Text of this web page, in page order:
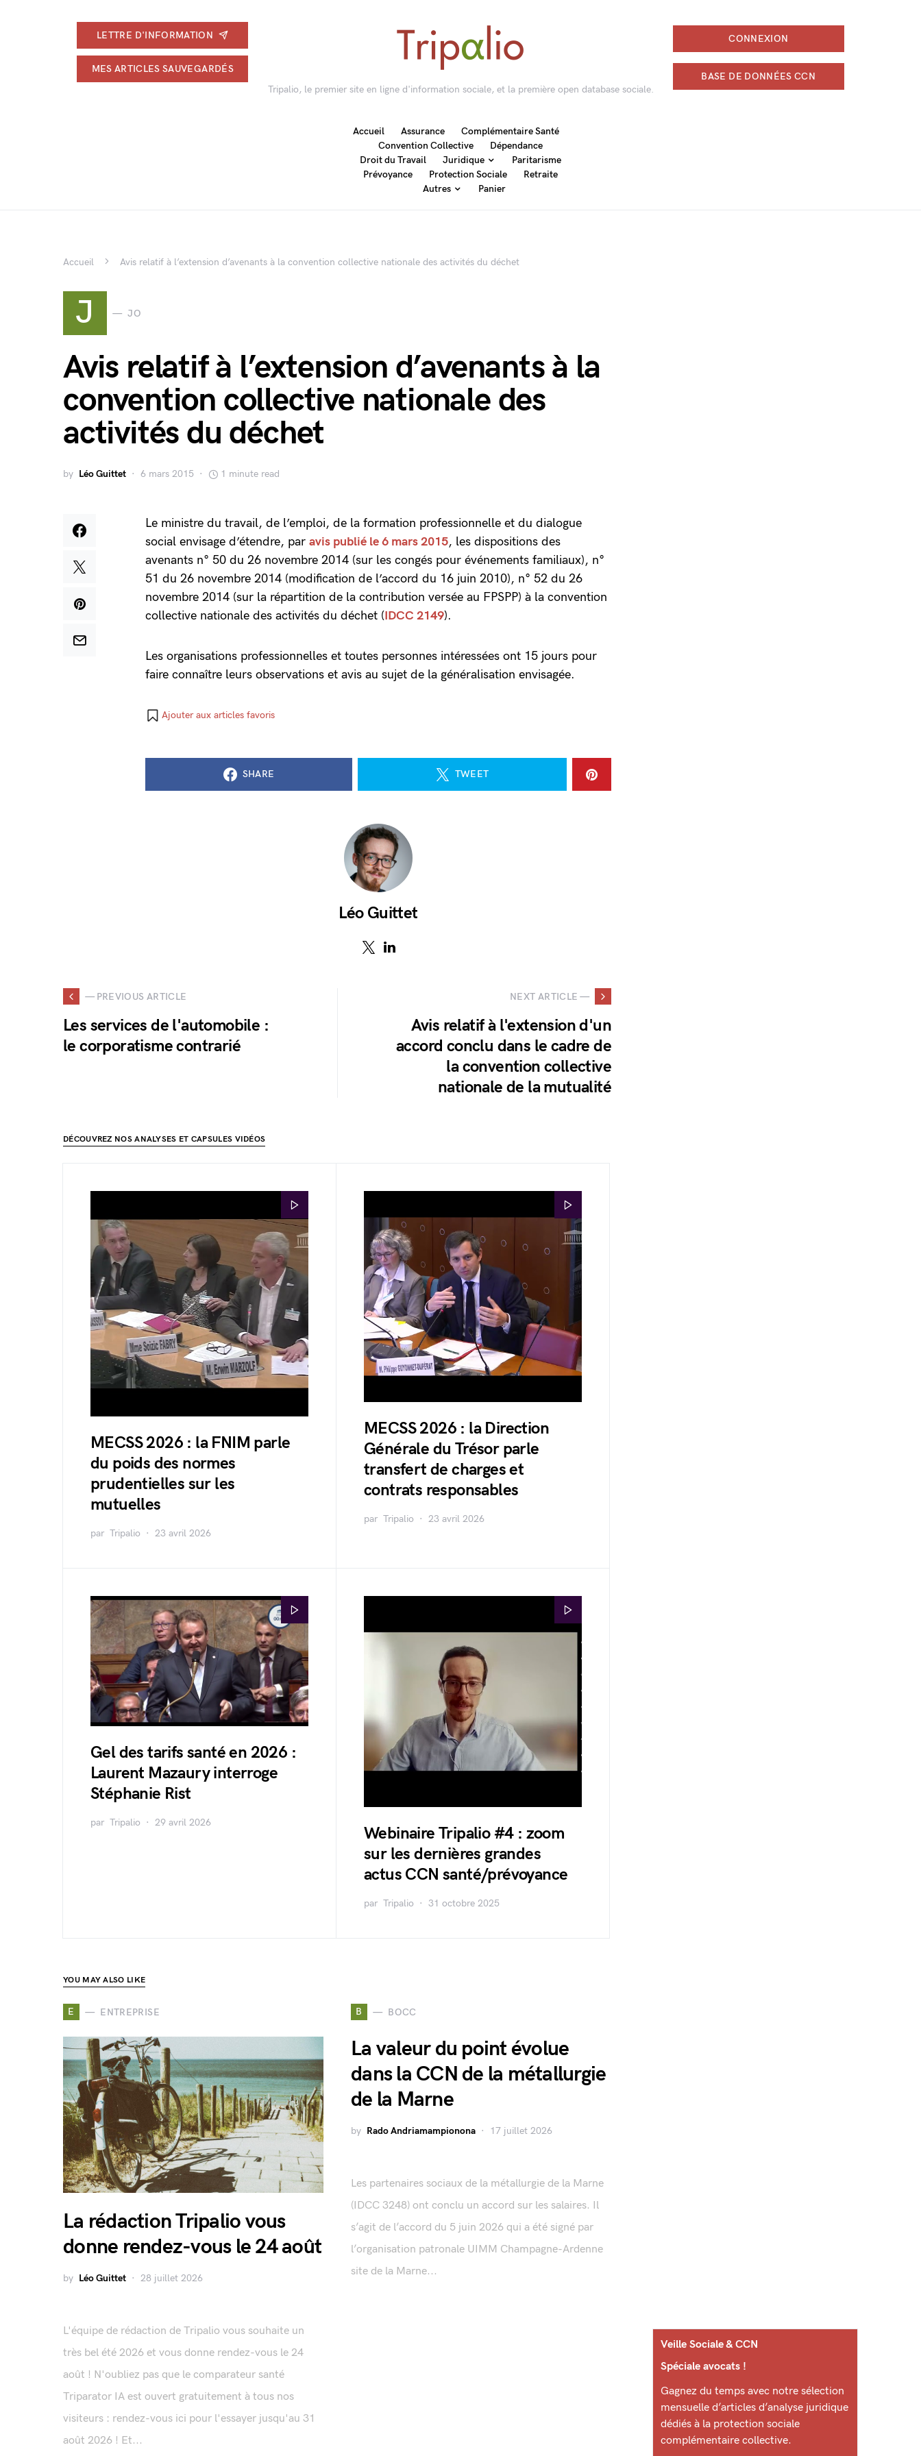
LETTRE D'INFORMATION
MES ARTICLES SAUVEGARDÉS
Tripalio, le premier site en ligne d'information sociale, et la première open database sociale.
CONNEXION
BASE DE DONNÉES CCN
Accueil Assurance
Complémentaire Santé
Convention Collective
Dépendance
Droit du Travail
Juridique
Paritarisme
Prévoyance
Protection Sociale
Retraite
Autres
Panier
Accueil Avis relatif à l’extension d’avenants à la convention collective nationale des activités du déchet
J JO
Avis relatif à l’extension d’avenants à la
convention collective nationale des
activités du déchet
by Léo Guittet 6 mars 2015 1 minute read
Le ministre du travail, de l’emploi, de la formation professionnelle et du dialogue
social envisage d’étendre, par avis publié le 6 mars 2015, les dispositions des
avenants n° 50 du 26 novembre 2014 (sur les congés pour événements familiaux), n°
51 du 26 novembre 2014 (modification de l’accord du 16 juin 2010), n° 52 du 26
novembre 2014 (sur la répartition de la contribution versée au FPSPP) à la convention
collective nationale des activités du déchet (IDCC 2149).
Les organisations professionnelles et toutes personnes intéressées ont 15 jours pour
faire connaître leurs observations et avis au sujet de la généralisation envisagée.
Ajouter aux articles favoris
SHARE TWEET
Léo Guittet
— PREVIOUS ARTICLE
Les services de l'automobile :
le corporatisme contrarié
NEXT ARTICLE —
Avis relatif à l'extension d'un
accord conclu dans le cadre de
la convention collective
nationale de la mutualité
DÉCOUVREZ NOS ANALYSES ET CAPSULES VIDÉOS
MECSS 2026 : la FNIM parle
du poids des normes
prudentielles sur les
mutuelles
par Tripalio 23 avril 2026
MECSS 2026 : la Direction
Générale du Trésor parle
transfert de charges et
contrats responsables
par Tripalio 23 avril 2026
Gel des tarifs santé en 2026 :
Laurent Mazaury interroge
Stéphanie Rist
par Tripalio 29 avril 2026
Webinaire Tripalio #4 : zoom
sur les dernières grandes
actus CCN santé/prévoyance
par Tripalio 31 octobre 2025
YOU MAY ALSO LIKE
E ENTREPRISE
La rédaction Tripalio vous
donne rendez-vous le 24 août
by Léo Guittet 28 juillet 2026
L'équipe de rédaction de Tripalio vous souhaite un
très bel été 2026 et vous donne rendez-vous le 24
août ! N'oubliez pas que le comparateur santé
Triparator IA est ouvert gratuitement à tous nos
visiteurs : rendez-vous ici pour l'essayer jusqu'au 31
août 2026 ! Et...
B BOCC
La valeur du point évolue
dans la CCN de la métallurgie
de la Marne
by Rado Andriamampionona 17 juillet 2026
Les partenaires sociaux de la métallurgie de la Marne
(IDCC 3248) ont conclu un accord sur les salaires. Il
s’agit de l’accord du 5 juin 2026 qui a été signé par
l’organisation patronale UIMM Champagne-Ardenne
site de la Marne...
Veille Sociale & CCN
Spéciale avocats !
Gagnez du temps avec notre sélection
mensuelle d’articles d’analyse juridique
dédiés à la protection sociale
complémentaire collective.